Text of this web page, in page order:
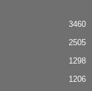
3460
2505
1298
1206